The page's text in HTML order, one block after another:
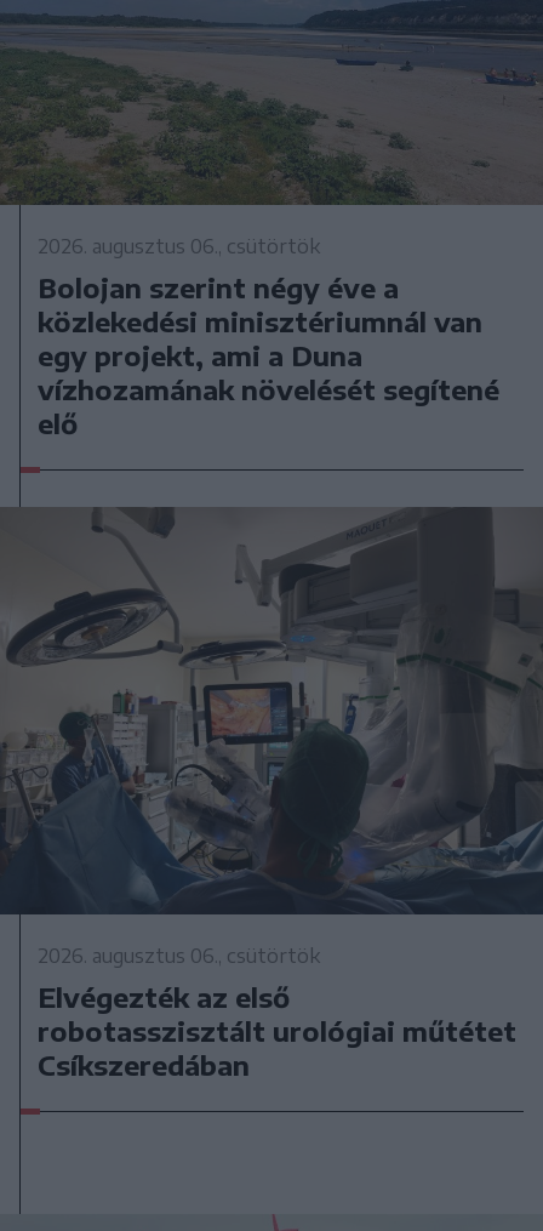
2026. augusztus 06., csütörtök
Bolojan szerint négy éve a
közlekedési minisztériumnál van
egy projekt, ami a Duna
vízhozamának növelését segítené
elő
2026. augusztus 06., csütörtök
Elvégezték az első
robotasszisztált urológiai műtétet
Csíkszeredában